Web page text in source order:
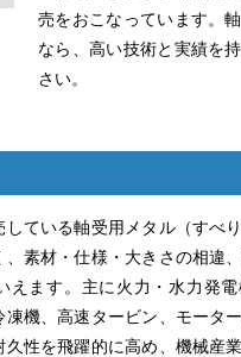
売をおこなっています。
なら、高い技術と実績を
さい。
している軸受用メタル（すべ
、素材・仕様・大きさの相違
えます。主に火力・水力発
機、高速タービン、モータ
性を飛躍的に高め、機械産